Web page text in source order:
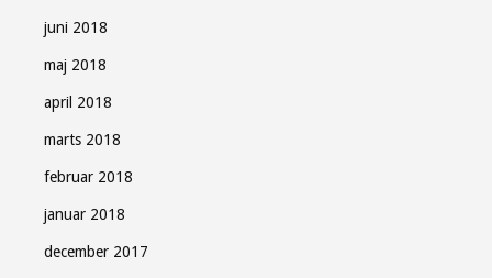
juni 2018
maj 2018
april 2018
marts 2018
februar 2018
januar 2018
december 2017